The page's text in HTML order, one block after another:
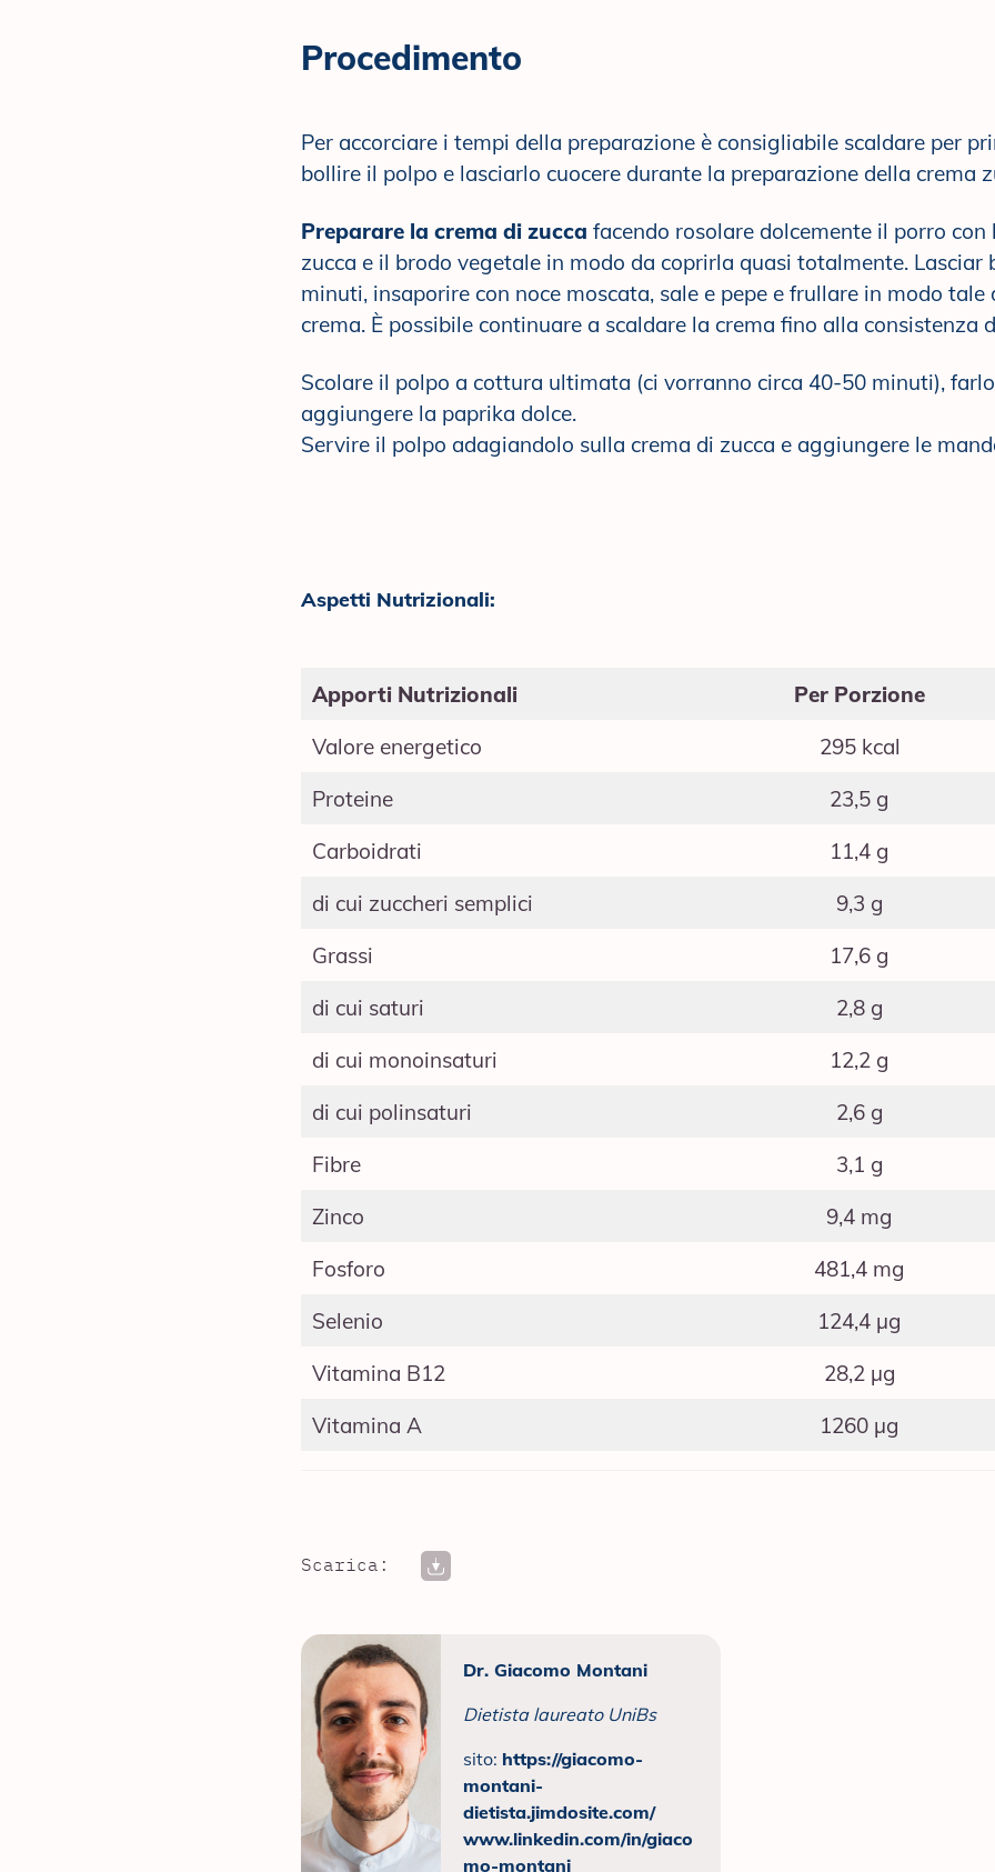
Procedimento
Per accorciare i tempi della preparazione è consigliabile scaldare per
bollire il polpo e lasciarlo cuocere durante la preparazione della crema
Preparare la crema di zucca facendo rosolare dolcemente il porro con
zucca e il brodo vegetale in modo da coprirla quasi totalmente. Lasciar
minuti, insaporire con noce moscata, sale e pepe e frullare in modo tale
crema. È possibile continuare a scaldare la crema fino alla consistenza
Scolare il polpo a cottura ultimata (ci vorranno circa 40-50 minuti), farlo
aggiungere la paprika dolce.
Servire il polpo adagiandolo sulla crema di zucca e aggiungere le
Aspetti Nutrizionali:
Apporti Nutrizionali
Per Porzione
Valore energetico
295 kcal
Proteine
23,5 g
Carboidrati
11,4 g
di cui zuccheri semplici
9,3 g
Grassi
17,6 g
di cui saturi
2,8 g
di cui monoinsaturi
12,2 g
di cui polinsaturi
2,6 g
Fibre
3,1 g
Zinco
9,4 mg
Fosforo
481,4 mg
Selenio
124,4 μg
Vitamina B12
28,2 μg
Vitamina A
1260 μg
Scarica:
Dr. Giacomo Montani
Dietista laureato UniBs
sito: https://giacomo-
montani-
dietista.jimdosite.com/
www.linkedin.com/in/giaco
mo-montani